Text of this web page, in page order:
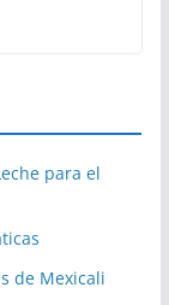
para el
de Mexicali